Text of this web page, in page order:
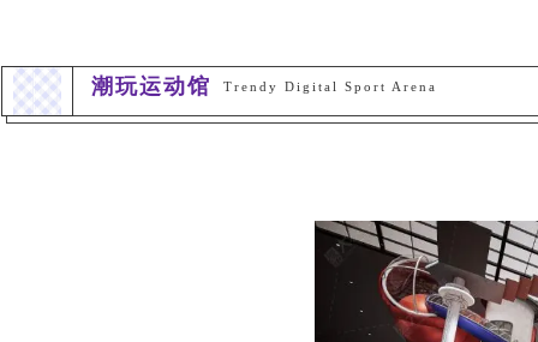
潮玩运动馆 Trendy Digital Sport Arena